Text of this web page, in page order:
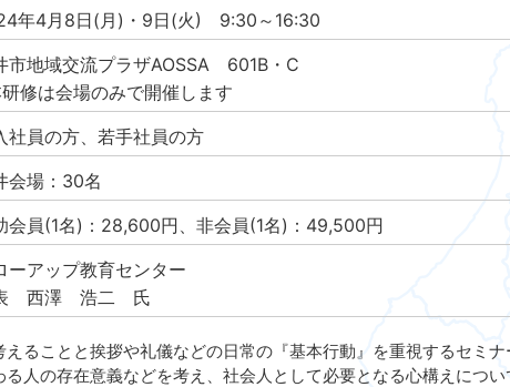
年4月8日(月)・9日(火) 9:30～16:30
市地域交流プラザAOSSA 601B・C
修は会場のみで開催します
社員の方、若手社員の方
会場：30名
会員(1名)：28,600円、非会員(1名)：49,500円
ーアップ教育センター
西澤 浩二 氏
えることと挨拶や礼儀などの日常の『基本行動』を重視するセミ
人の存在意義などを考え、社会人として必要となる心構えにつ